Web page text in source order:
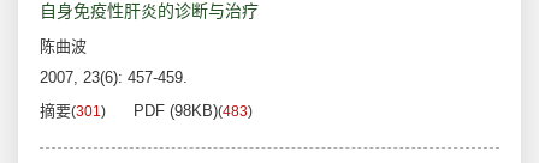
自身免疫性肝炎的诊断与治疗
陈曲波
2007, 23(6): 457-459.
摘要(301) PDF (98KB)(483)